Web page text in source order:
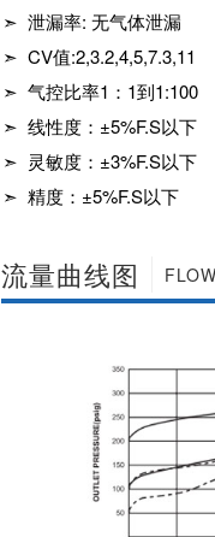
➣ 泄漏率: 无气体泄漏
➣ CV值:2,3.2,4,5,7.3,11
➣ 气控比率1：1到1:100
➣ 线性度：±5%F.S以下
➣ 灵敏度：±3%F.S以下
➣ 精度：±5%F.S以下
流量曲线图